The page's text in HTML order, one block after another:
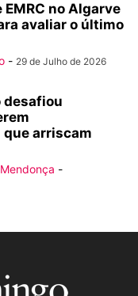
no Algarve
avaliar o último
- 29 de Julho de 2026
desafiou
arriscam
-